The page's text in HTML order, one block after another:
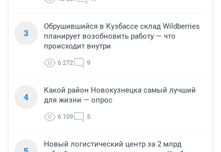
3
Обрушившийся в Кузбассе склад Wildberries
планирует возобновить работу — что
происходит внутри
6 272 9
4
Какой район Новокузнецка самый лучший
для жизни — опрос
6 109 5
Новый логистический центр за 2 млрд